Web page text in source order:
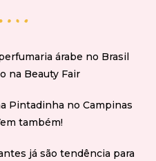
árabe no Brasil
na Beauty Fair
Pintadinha no Campinas
também!
já são tendência para